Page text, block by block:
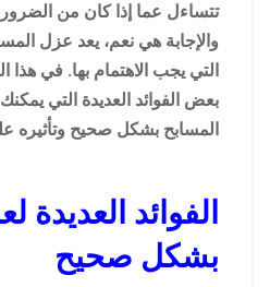
تتساءل عما إذا كان من
والإجابة هي نعم، يعد عزل
التي يجب الاهتمام بها. في
بعض الفوائد العديدة التي
المسابح بشكل صحيح وتأثيره
الفوائد العديدة
بشكل صحيح